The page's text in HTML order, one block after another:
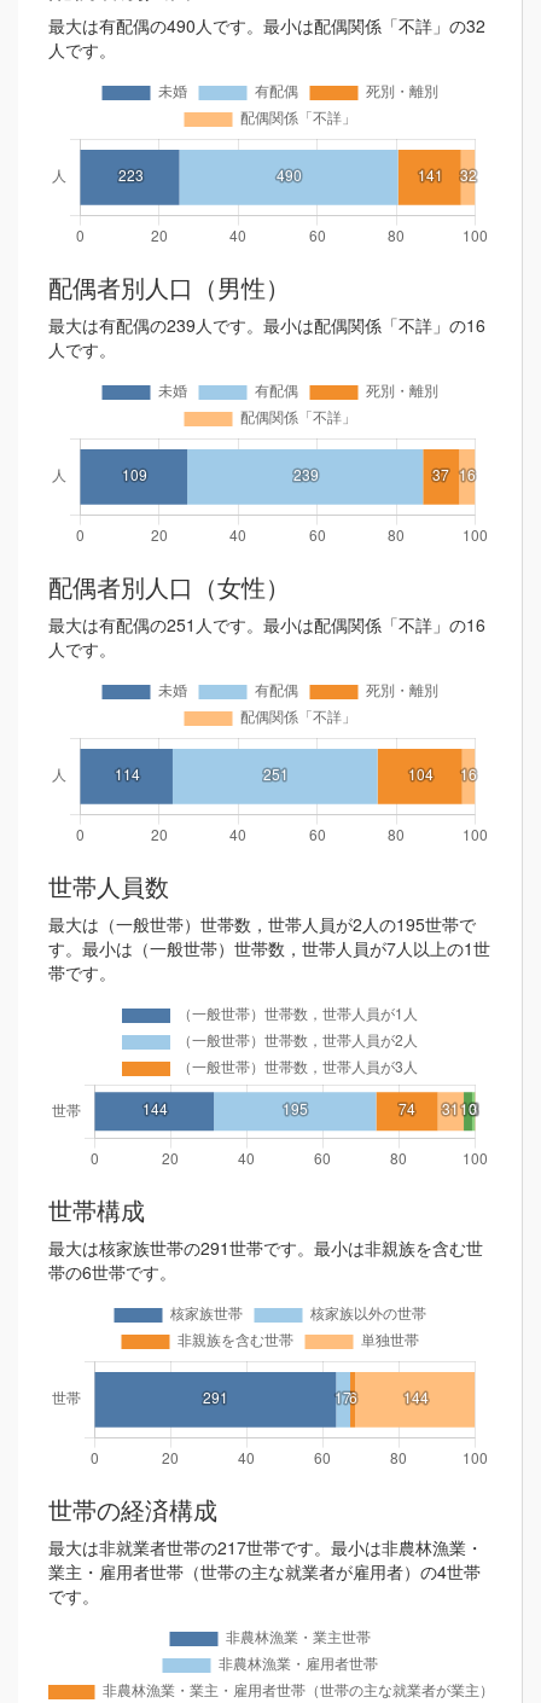
最大は有配偶の490人です。最小は配偶関係「不詳」の32
人です。
配偶者別人口（男性）
最大は有配偶の239人です。最小は配偶関係「不詳」の16
人です。
配偶者別人口（女性）
最大は有配偶の251人です。最小は配偶関係「不詳」の16
人です。
世帯人員数
最大は（一般世帯）世帯数，世帯人員が2人の195世帯で
す。最小は（一般世帯）世帯数，世帯人員が7人以上の1世
帯です。
世帯構成
最大は核家族世帯の291世帯です。最小は非親族を含む世
帯の6世帯です。
世帯の経済構成
最大は非就業者世帯の217世帯です。最小は非農林漁業・
業主・雇用者世帯（世帯の主な就業者が雇用者）の4世帯
です。